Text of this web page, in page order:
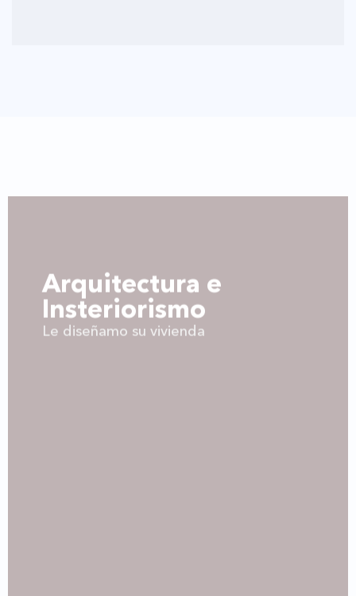
Arquitectura e
Insteriorismo
Le diseñamo su vivienda